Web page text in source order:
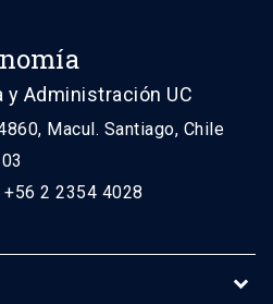
y Administración UC
Macul. Santiago, Chile
2 2354 4028